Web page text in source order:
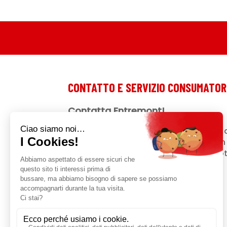
CONTATTO E SERVIZIO
Contatta Entremont!
Una domanda? Un suggerimento?
nostri prodotti? Ti diamo ascolto!
Se la tua domanda riguarda un
del lotto nell'apposito modulo.
Contattaci